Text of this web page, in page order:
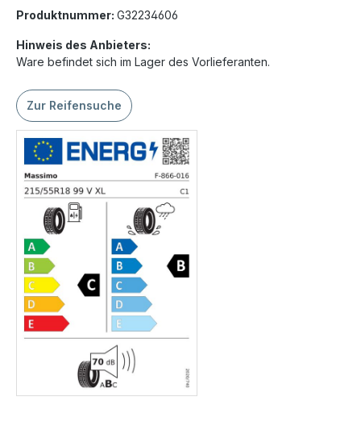
Produktnummer: G32234606
Hinweis des Anbieters:
Ware befindet sich im Lager des Vorlieferanten.
Zur Reifensuche